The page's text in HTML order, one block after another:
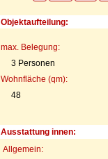
Objektaufteilung:
max. Belegung:
3 Personen
Wohnfläche (qm):
48
Ausstattung innen:
Allgemein: